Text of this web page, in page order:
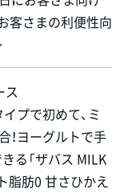
客さまの利便性向
ス
プで初めて、ミ
！ヨーグルトで手
る「ザバス MILK
脂肪0 甘さひかえ